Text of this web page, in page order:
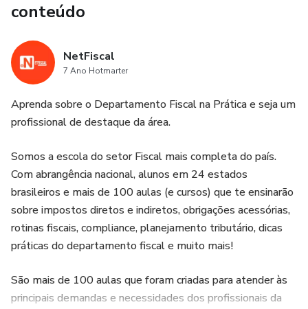
R-4080
Toda família R4000
conteúdo
NetFiscal
7 Ano Hotmarter
Aprenda sobre o Departamento Fiscal na Prática e seja um
profissional de destaque da área.
Somos a escola do setor Fiscal mais completa do país.
Com abrangência nacional, alunos em 24 estados
brasileiros e mais de 100 aulas (e cursos) que te ensinarão
sobre impostos diretos e indiretos, obrigações acessórias,
rotinas fiscais, compliance, planejamento tributário, dicas
práticas do departamento fiscal e muito mais!
São mais de 100 aulas que foram criadas para atender às
principais demandas e necessidades dos profissionais da